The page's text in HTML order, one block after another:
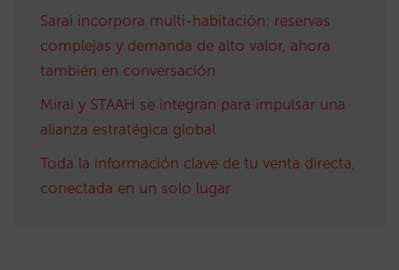
Sarai incorpora multi-habitación: reservas
complejas y demanda de alto valor, ahora
también en conversación
Mirai y STAAH se integran para impulsar una
alianza estratégica global
Toda la información clave de tu venta directa,
conectada en un solo lugar